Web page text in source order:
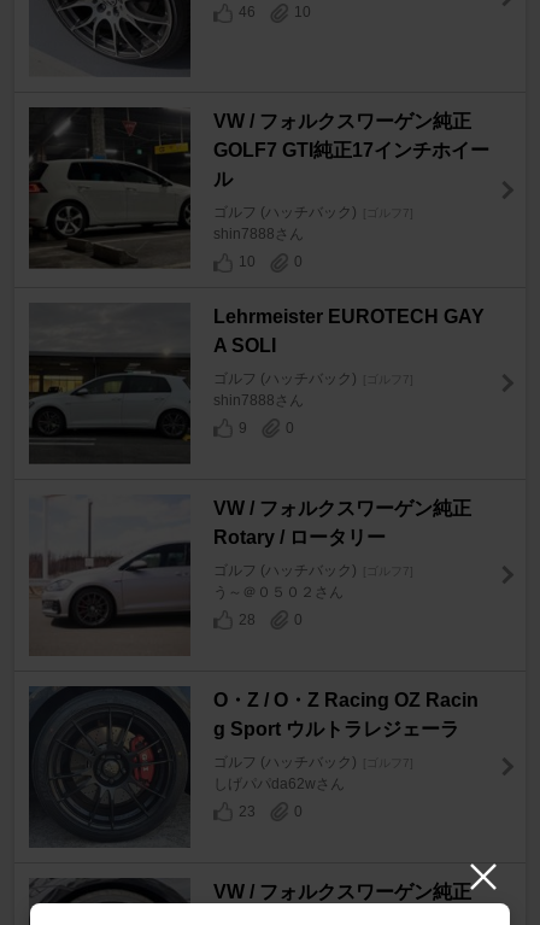
46
10
VW / フォルクスワーゲン純正
GOLF7 GTI純正17インチホイー
ル
ゴルフ (ハッチバック) [ゴルフ7]
shin7888さん
10
0
Lehrmeister EUROTECH GAY
A SOLI
ゴルフ (ハッチバック) [ゴルフ7]
shin7888さん
9
0
VW / フォルクスワーゲン純正
Rotary / ロータリー
ゴルフ (ハッチバック) [ゴルフ7]
う～＠０５０２さん
28
0
O・Z / O・Z Racing OZ Racin
g Sport ウルトラレジェーラ
ゴルフ (ハッチバック) [ゴルフ7]
しげパパda62wさん
23
0
VW / フォルクスワーゲン純正